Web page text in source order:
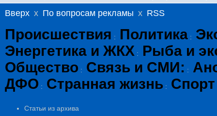
Вверх x По вопросам рекламы x RSS
Происшествия : Политика :
Энергетика и ЖКХ :
Рыба и
Общество : Связь и СМИ: :
ДФО : Странная жизнь : Спорт
Статьи из архива